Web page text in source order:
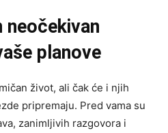
neočekivan
planove
život, ali čak će i njih
pripremaju. Pred vama su
zanimljivih razgovora i